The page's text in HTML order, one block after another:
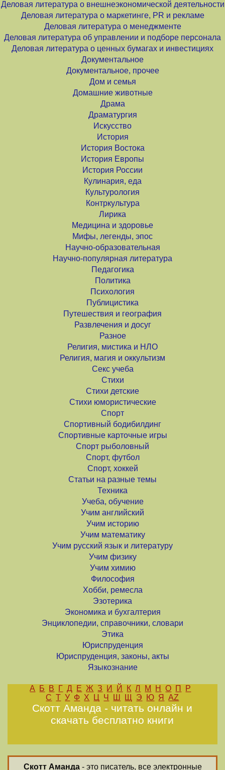
Деловая литература о внешнеэкономической деятельности
Деловая литература о маркетинге, PR и рекламе
Деловая литература о менеджменте
Деловая литература об управлении и подборе персонала
Деловая литература о ценных бумагах и инвестициях
Документальное
Документальное, прочее
Дом и семья
Домашние животные
Драма
Драматургия
Искусство
История
История Востока
История Европы
История России
Кулинария, еда
Культурология
Контркультура
Лирика
Медицина и здоровье
Мифы, легенды, эпос
Научно-образовательная
Научно-популярная литература
Педагогика
Политика
Психология
Публицистика
Путешествия и география
Развлечения и досуг
Разное
Религия, мистика и НЛО
Религия, магия и оккультизм
Секс учеба
Стихи
Стихи детские
Стихи юмористические
Спорт
Спортивный бодибилдинг
Спортивные карточные игры
Спорт рыболовный
Спорт, футбол
Спорт, хоккей
Статьи на разные темы
Техника
Учеба, обучение
Учим английский
Учим историю
Учим математику
Учим русский язык и литературу
Учим физику
Учим химию
Философия
Хобби, ремесла
Эзотерика
Экономика и бухгалтерия
Энциклопедии, справочники, словари
Этика
Юриспруденция
Юриспруденция, законы, акты
Языкознание
А Б В Г Д Е Ж З И Й К Л М Н О П
Р
С Т У Ф Х Ц Ч Ш Щ Э Ю Я AZ
Скотт Аманда - читать онлайн и
скачать бесплатно книги
Скотт Аманда- это писатель, все электронные